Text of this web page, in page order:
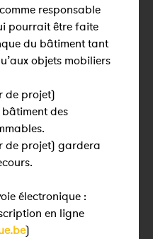
responsable
pourrait être faite
du bâtiment tant
objets mobiliers
de projet)
des
de projet) gardera
électronique :
en ligne
)